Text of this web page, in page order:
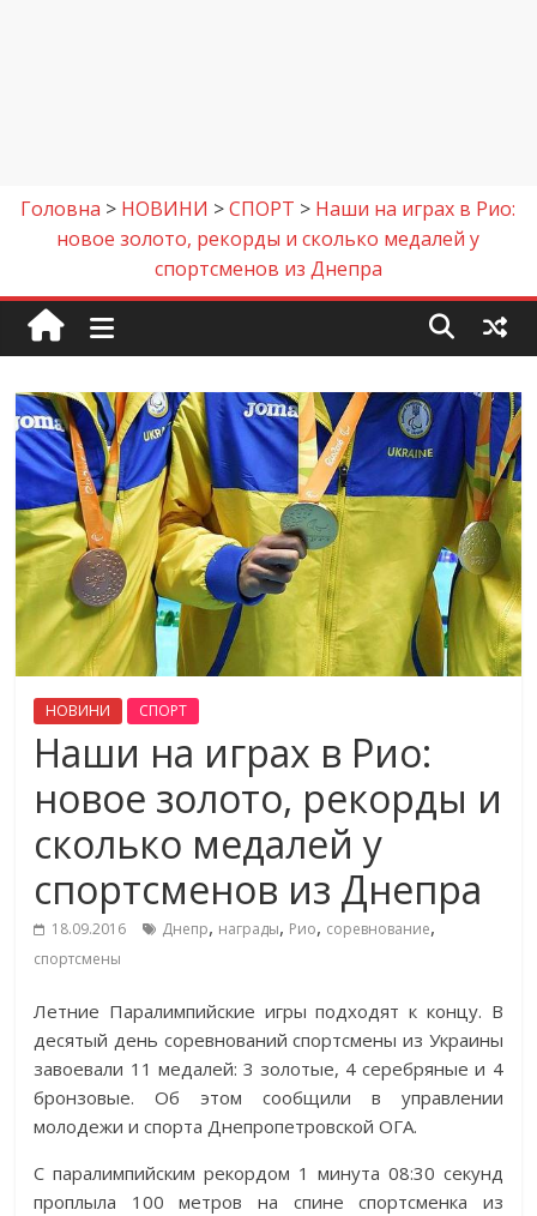
Головна > НОВИНИ >СПОРТ > Наши на играх в Рио:
новое золото, рекорды и сколько медалей у
спортсменов из Днепра
НОВИНИ СПОРТ
Наши на играх в Рио:
новое золото, рекорды и
сколько медалей у
спортсменов из Днепра
18.09.2016 Днепр, награды, Рио, соревнование,
спортсмены
Летние Паралимпийские игры подходят к концу. В
десятый день соревнований спортсмены из Украины
завоевали 11 медалей: 3 золотые, 4 серебряные и 4
бронзовые. Об этом сообщили в управлении
молодежи и спорта Днепропетровской ОГА.
С паралимпийским рекордом 1 минута 08:30 секунд
проплыла 100 метров на спине спортсменка из